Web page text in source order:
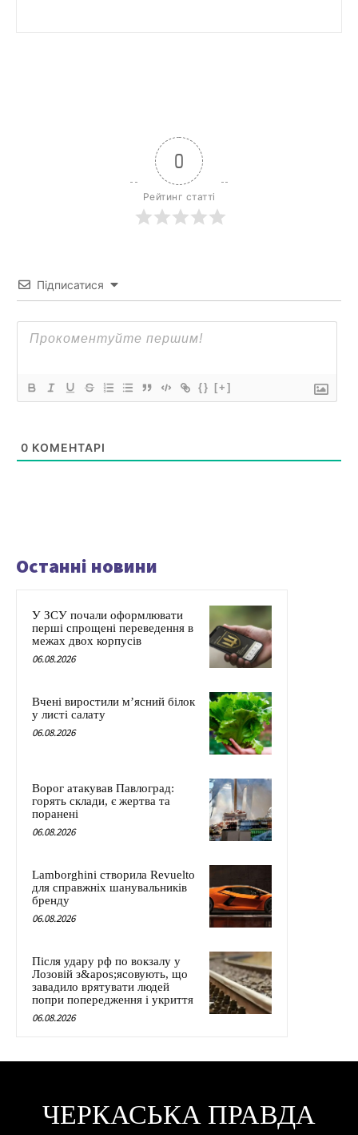
0
Рейтинг статті
Підписатися
{} [+]
0 КОМЕНТАРІ
Останні новини
У ЗСУ почали оформлювати
перші спрощені переведення в
межах двох корпусів
06.08.2026
Вчені виростили м’ясний білок
у листі салату
06.08.2026
Ворог атакував Павлоград:
горять склади, є жертва та
поранені
06.08.2026
Lamborghini створила Revuelto
для справжніх шанувальників
бренду
06.08.2026
Після удару рф по вокзалу у
Лозовій з&apos;ясовують, що
завадило врятувати людей
попри попередження і укриття
06.08.2026
ЧЕРКАСЬКА ПРАВДА